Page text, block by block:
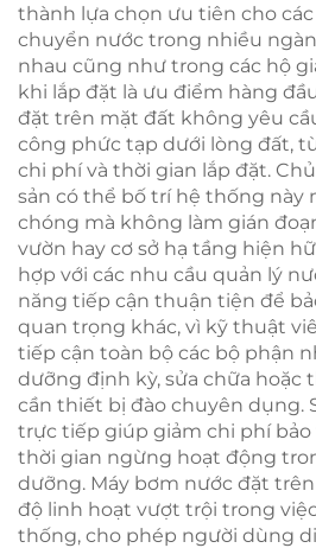
thành lựa chọn ưu tiên cho
chuyển nước trong nhiều
nhau cũng như trong các hộ
khi lắp đặt là ưu điểm hàng
đặt trên mặt đất không yêu
công phức tạp dưới lòng đất,
chi phí và thời gian lắp đặt.
sản có thể bố trí hệ thống này
chóng mà không làm gián
vườn hay cơ sở hạ tầng hiện
hợp với các nhu cầu quản lý
năng tiếp cận thuận tiện để
quan trọng khác, vì kỹ thuật
tiếp cận toàn bộ các bộ phận
dưỡng định kỳ, sửa chữa hoặc
cần thiết bị đào chuyên dụng.
trực tiếp giúp giảm chi phí bảo
thời gian ngừng hoạt động
dưỡng. Máy bơm nước đặt
độ linh hoạt vượt trội trong
thống, cho phép người dùng